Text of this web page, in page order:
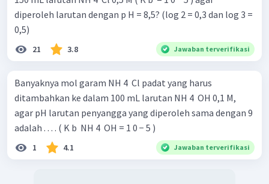
diperoleh larutan dengan p H = 8,5? (log 2 = 0,3 dan log 3 =
0,5)
21 3.8 Jawaban terverifikasi
Banyaknya mol garam NH 4 ​ Cl padat yang harus
ditambahkan ke dalam 100 mL larutan NH 4 ​ OH 0,1 M,
agar pH larutan penyangga yang diperoleh sama dengan 9
adalah . . . . ( K b ​ NH 4 ​ OH = 1 0 − 5 )
1 4.1 Jawaban terverifikasi